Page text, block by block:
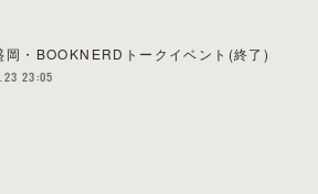
・BOOKNERDトークイベント(終了)
23:05